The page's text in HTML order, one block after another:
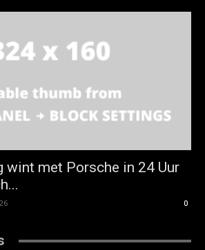
wint met Porsche in 24 Uur
0